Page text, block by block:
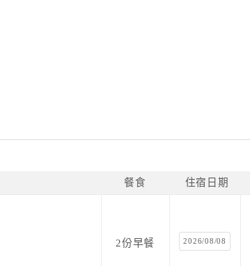
餐食 住宿日期
2份早餐 2026/08/08